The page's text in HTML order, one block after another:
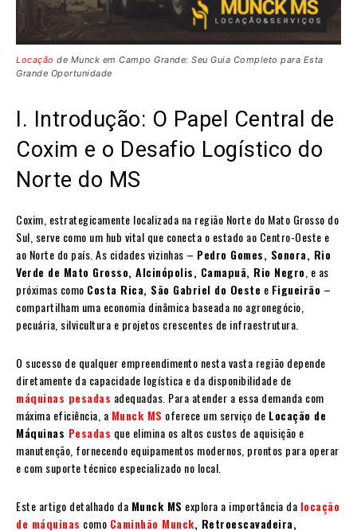
Locação de Munck em Campo Grande: Seu Guia Completo para Esta
Grande Oportunidade
I. Introdução: O Papel Central de
Coxim e o Desafio Logístico do
Norte do MS
Coxim, estrategicamente localizada na região Norte do Mato Grosso do
Sul, serve como um hub vital que conecta o estado ao Centro-Oeste e
ao Norte do país. As cidades vizinhas – Pedro Gomes, Sonora, Rio
Verde de Mato Grosso, Alcinópolis, Camapuã, Rio Negro , e as
próximas como Costa Rica, São Gabriel do Oeste e Figueirão –
compartilham uma economia dinâmica baseada no agronegócio,
pecuária, silvicultura e projetos crescentes de infraestrutura.
O sucesso de qualquer empreendimento nesta vasta região depende
diretamente da capacidade logística e da disponibilidade de
máquinas pesadas adequadas. Para atender a essa demanda com
máxima eficiência, a Munck MS oferece um serviço de Locação de
Máquinas Pesadas que elimina os altos custos de aquisição e
manutenção, fornecendo equipamentos modernos, prontos para operar
e com suporte técnico especializado no local.
Este artigo detalhado da Munck MS explora a importância da locação
de máquinas como Caminhão Munck, Retroescavadeira,